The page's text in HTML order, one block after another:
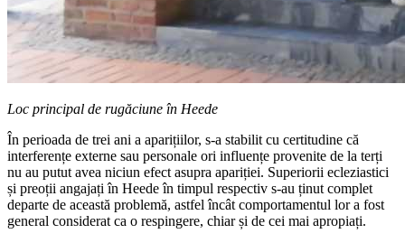
Loc principal de rugăciune în Heede
În perioada de trei ani a aparițiilor, s-a stabilit cu certitudine că
interferențe externe sau personale ori influențe provenite de la terți
nu au putut avea niciun efect asupra apariției. Superiorii ecleziastici
și preoții angajați în Heede în timpul respectiv s-au ținut complet
departe de această problemă, astfel încât comportamentul lor a fost
general considerat ca o respingere, chiar și de cei mai apropiați.